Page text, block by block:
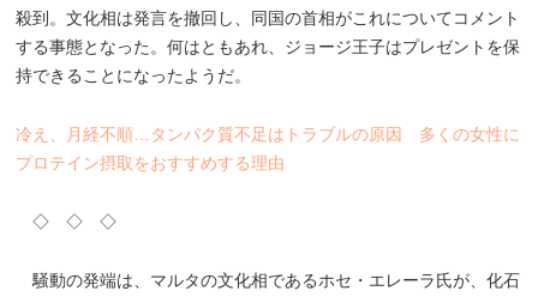
殺到。文化相は発言を撤回し、同国の首相がこれについてコメント
する事態となった。何はともあれ、ジョージ王子はプレゼントを保
持できることになったようだ。
冷え、月経不順…タンパク質不足はトラブルの原因 多くの女性に
プロテイン摂取をおすすめする理由
◇ ◇ ◇
騒動の発端は、マルタの文化相であるホセ・エレーラ氏が、化石